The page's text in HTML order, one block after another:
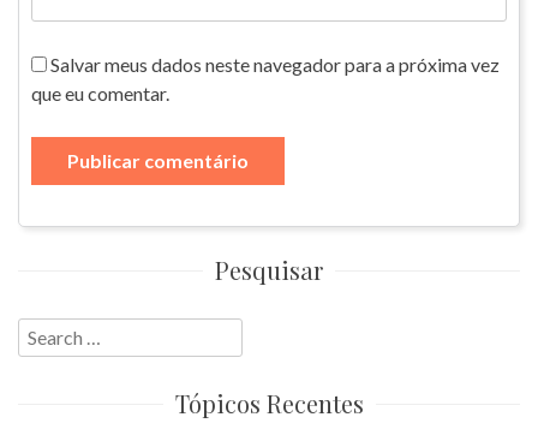
Salvar meus dados neste navegador para a próxima vez
que eu comentar.
Pesquisar
Search
for:
Tópicos Recentes